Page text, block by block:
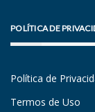
POLÍTICA DE
Política de
Termos de Uso